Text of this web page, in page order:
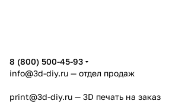
8 (800) 500-45-93
info@3d-diy.ru — отдел продаж
print@3d-diy.ru — 3D печать на заказ